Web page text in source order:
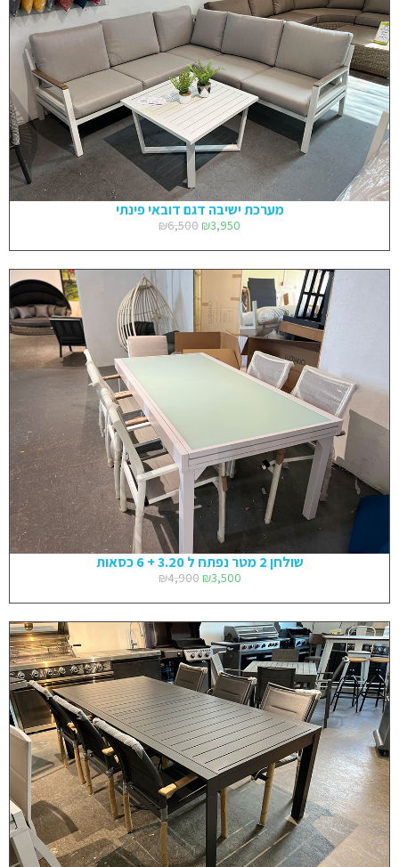
מערכת ישיבה דגם דובאי פינתי
₪6,500 ₪3,950
שולחן 2 מטר נפתח ל 3.20 + 6 כסאות
₪4,900 ₪3,500